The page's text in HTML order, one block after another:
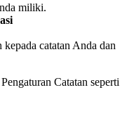
miliki.
catatan Anda dan
Catatan seperti